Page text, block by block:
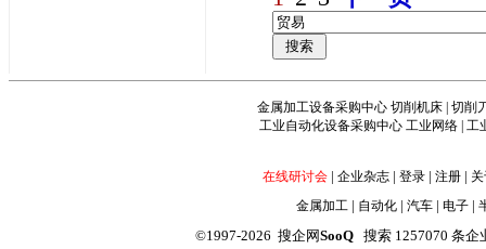
金属加工设备采购中心 切削机床| 切削
工业自动化设备采购中心 工业网络 工
在线研讨会 | 企业杂志 | 登录 | 注册 |
金属加工| 自动化| 汽车| 电子|
©1997-2026 搜企网SooQ搜索 1257070 条企